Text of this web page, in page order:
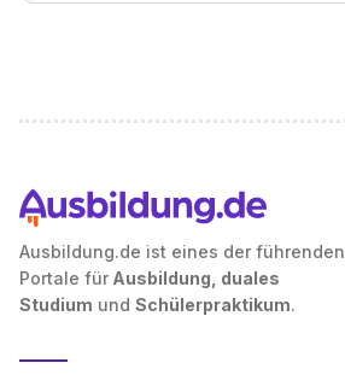
Ausbildung.de ist eines der führenden
Portale für Ausbildung, duales
Studium und Schülerpraktikum.